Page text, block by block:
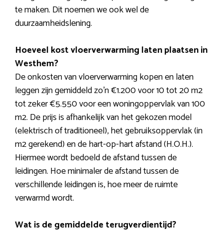
te maken. Dit noemen we ook wel de
duurzaamheidslening.
Hoeveel kost vloerverwarming laten plaatsen in
Westhem?
De onkosten van vloerverwarming kopen en laten
leggen zijn gemiddeld zo’n €1.200 voor 10 tot 20 m2
tot zeker €5.550 voor een woningoppervlak van 100
m2. De prijs is afhankelijk van het gekozen model
(elektrisch of traditioneel), het gebruiksoppervlak (in
m2 gerekend) en de hart-op-hart afstand (H.O.H.).
Hiermee wordt bedoeld de afstand tussen de
leidingen. Hoe minimaler de afstand tussen de
verschillende leidingen is, hoe meer de ruimte
verwarmd wordt.
Wat is de gemiddelde terugverdientijd?